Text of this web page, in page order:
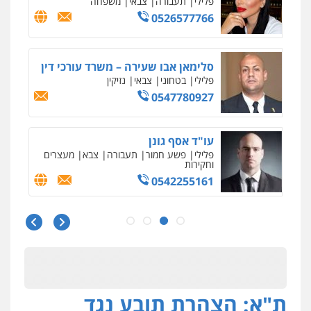
0526577766
סלימאן אבו שעירה – משרד עורכי דין
פלילי בטחוני צבאי נזיקין
0547780927
עו"ד אסף גונן
פלילי פשע חמור תעבורה צבא מעצרים
וחקירות
0542255161
גל דהן – משרד עורך דין פלילי
מעצרים
עו"ד ראוף נג'אר
ת"א: הצהרת תובע נגד